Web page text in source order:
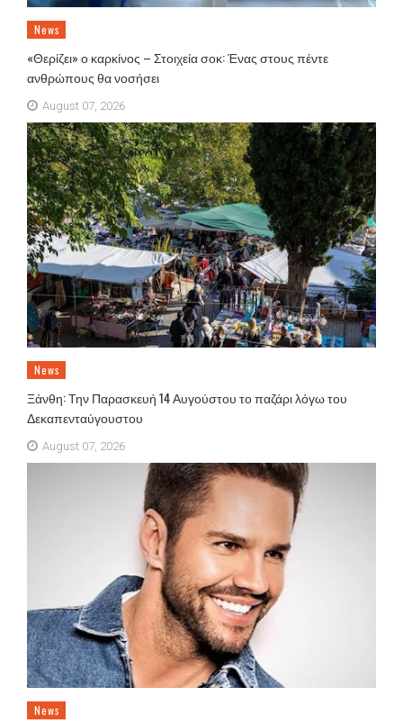
News
«Θερίζει» ο καρκίνος – Στοιχεία σοκ: Ένας στους πέντε
ανθρώπους θα νοσήσει
August 07, 2026
News
Ξάνθη: Την Παρασκευή 14 Αυγούστου το παζάρι λόγω του
Δεκαπενταύγουστου
August 07, 2026
News